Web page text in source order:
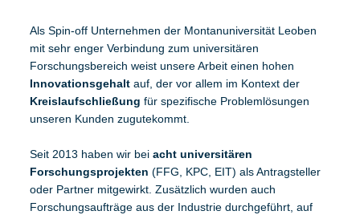
Als Spin-off Unternehmen der Montanuniversität Leoben
mit sehr enger Verbindung zum universitären
Forschungsbereich weist unsere Arbeit einen hohen
Innovationsgehalt auf, der vor allem im Kontext der
Kreislaufschließung für spezifische Problemlösungen
unseren Kunden zugutekommt.
Seit 2013 haben wir beiacht universitären
Forschungsprojekten (FFG, KPC, EIT) als Antragsteller
oder Partner mitgewirkt.Zusätzlich wurden auch
Forschungsaufträge aus der Industrie durchgeführt, auf